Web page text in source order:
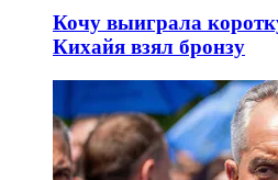
Кочу выиграла
Кихайя взял бронзу